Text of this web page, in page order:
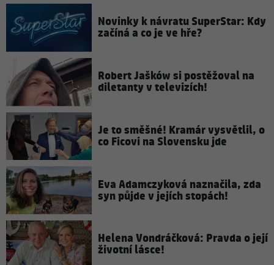
Novinky k návratu SuperStar: Kdy
začíná a co je ve hře?
Robert Jašków si postěžoval na
diletanty v televizích!
Je to směšné! Kramár vysvětlil, o
co Ficovi na Slovensku jde
Eva Adamczyková naznačila, zda
syn půjde v jejích stopách!
Helena Vondráčková: Pravda o její
životní lásce!